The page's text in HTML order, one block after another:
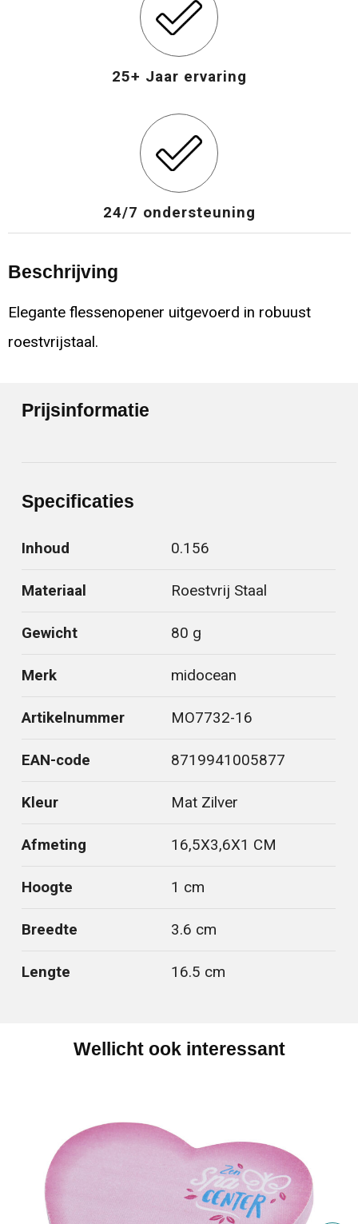
25+ Jaar ervaring
24/7 ondersteuning
Beschrijving
Elegante flessenopener uitgevoerd in robuust
roestvrijstaal.
Prijsinformatie
Specificaties
Inhoud 0.156
Materiaal Roestvrij Staal
Gewicht 80 g
Merk midocean
Artikelnummer MO7732-16
EAN-code 8719941005877
Kleur Mat Zilver
Afmeting 16,5X3,6X1 CM
Hoogte 1 cm
Breedte 3.6 cm
Lengte 16.5 cm
Wellicht ook interessant